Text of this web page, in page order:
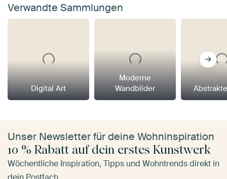
Verwandte Sammlungen
Digital Art
Moderne
Wandbilder
Unser Newsletter für deine Wohninspiration
10 % Rabatt auf dein erstes Kunstwerk
Wöchentliche Inspiration, Tipps und Wohntrends direkt in